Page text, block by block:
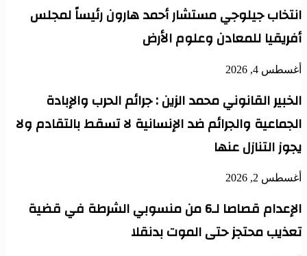
انتخاب جيلوجي مستشار أحمد هارون رئيساً لمجلس
أفريقيا للمعادن وعلوم الأرض
أغسطس 4, 2026
الخبير القانوني محمد الزين : جرائم الحرب والإبادة
الجماعية والجرائم ضد الإنسانية لا تسقط بالتقادم ولا
يجوز التنازل عنها
أغسطس 2, 2026
الإعدام قصاصا لـ6 من منسوبي الشرطة في قضية
تعذيب محتجز حتى الموت بدنقلا